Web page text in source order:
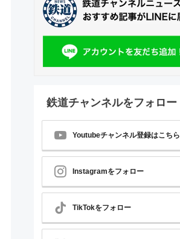
鉄道チャンネルをフォロー
Youtubeチャンネル登録はこちら
Instagramをフォロー
TikTokをフォロー